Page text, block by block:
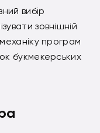
вибір
зовнішній
програм
букмекерських